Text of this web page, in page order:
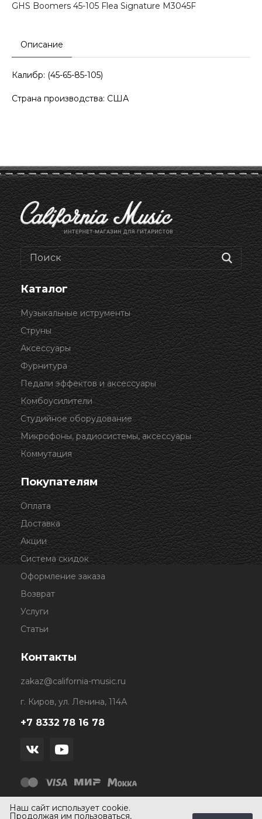
GHS Boomers 45-105 Flea Signature M3045F
Описание
Калибр: (45-65-85-105)
Страна производства: США
Каталог
Музыкальные иструменты
Струны
Аксессуары
Фурнитура
Педали эффектов и аксессуары
Комбоусилители
Студийное оборудование
Микрофоны, радиосистемы, аксессуары
Коммутация
Покупателям
Оплата
Доставка
Акции
Система скидок
Оформление заказа
Возврат
Услуги
Статьи
Контакты
zakaz@california-music.ru
г. Киров, ул. Ленина, 114А
+7 8332 78 16 78
Наш сайт использует cookie.
Продолжая им пользоваться,